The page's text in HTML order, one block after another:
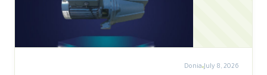
July 8, 2026
Donia